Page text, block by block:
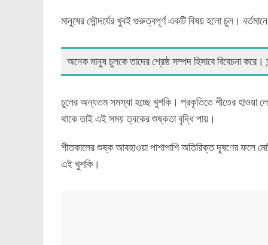
মানুষের সৌন্দর্যের খুবই গুরুত্বপূর্ণ একটি বিষয় হলো চুল। বর্তমানে
অনেক মানুষ চুলকে তাদের শ্রেষ্ঠ সম্পদ হিসাবে বিবেচনা করে।
চুলের অন্যতম সমস্যা হচ্ছে খুশকি। প্রকৃতিতে শীতের হাওয়া
থাকে তাই এই সময় ত্বকের শুষ্কতা বৃদ্ধি পায়।
শীতকালের শুষ্ক আবহাওয়া পাশাপাশি অতিরিক্ত দূষণের ফলে
এই খুশকি।